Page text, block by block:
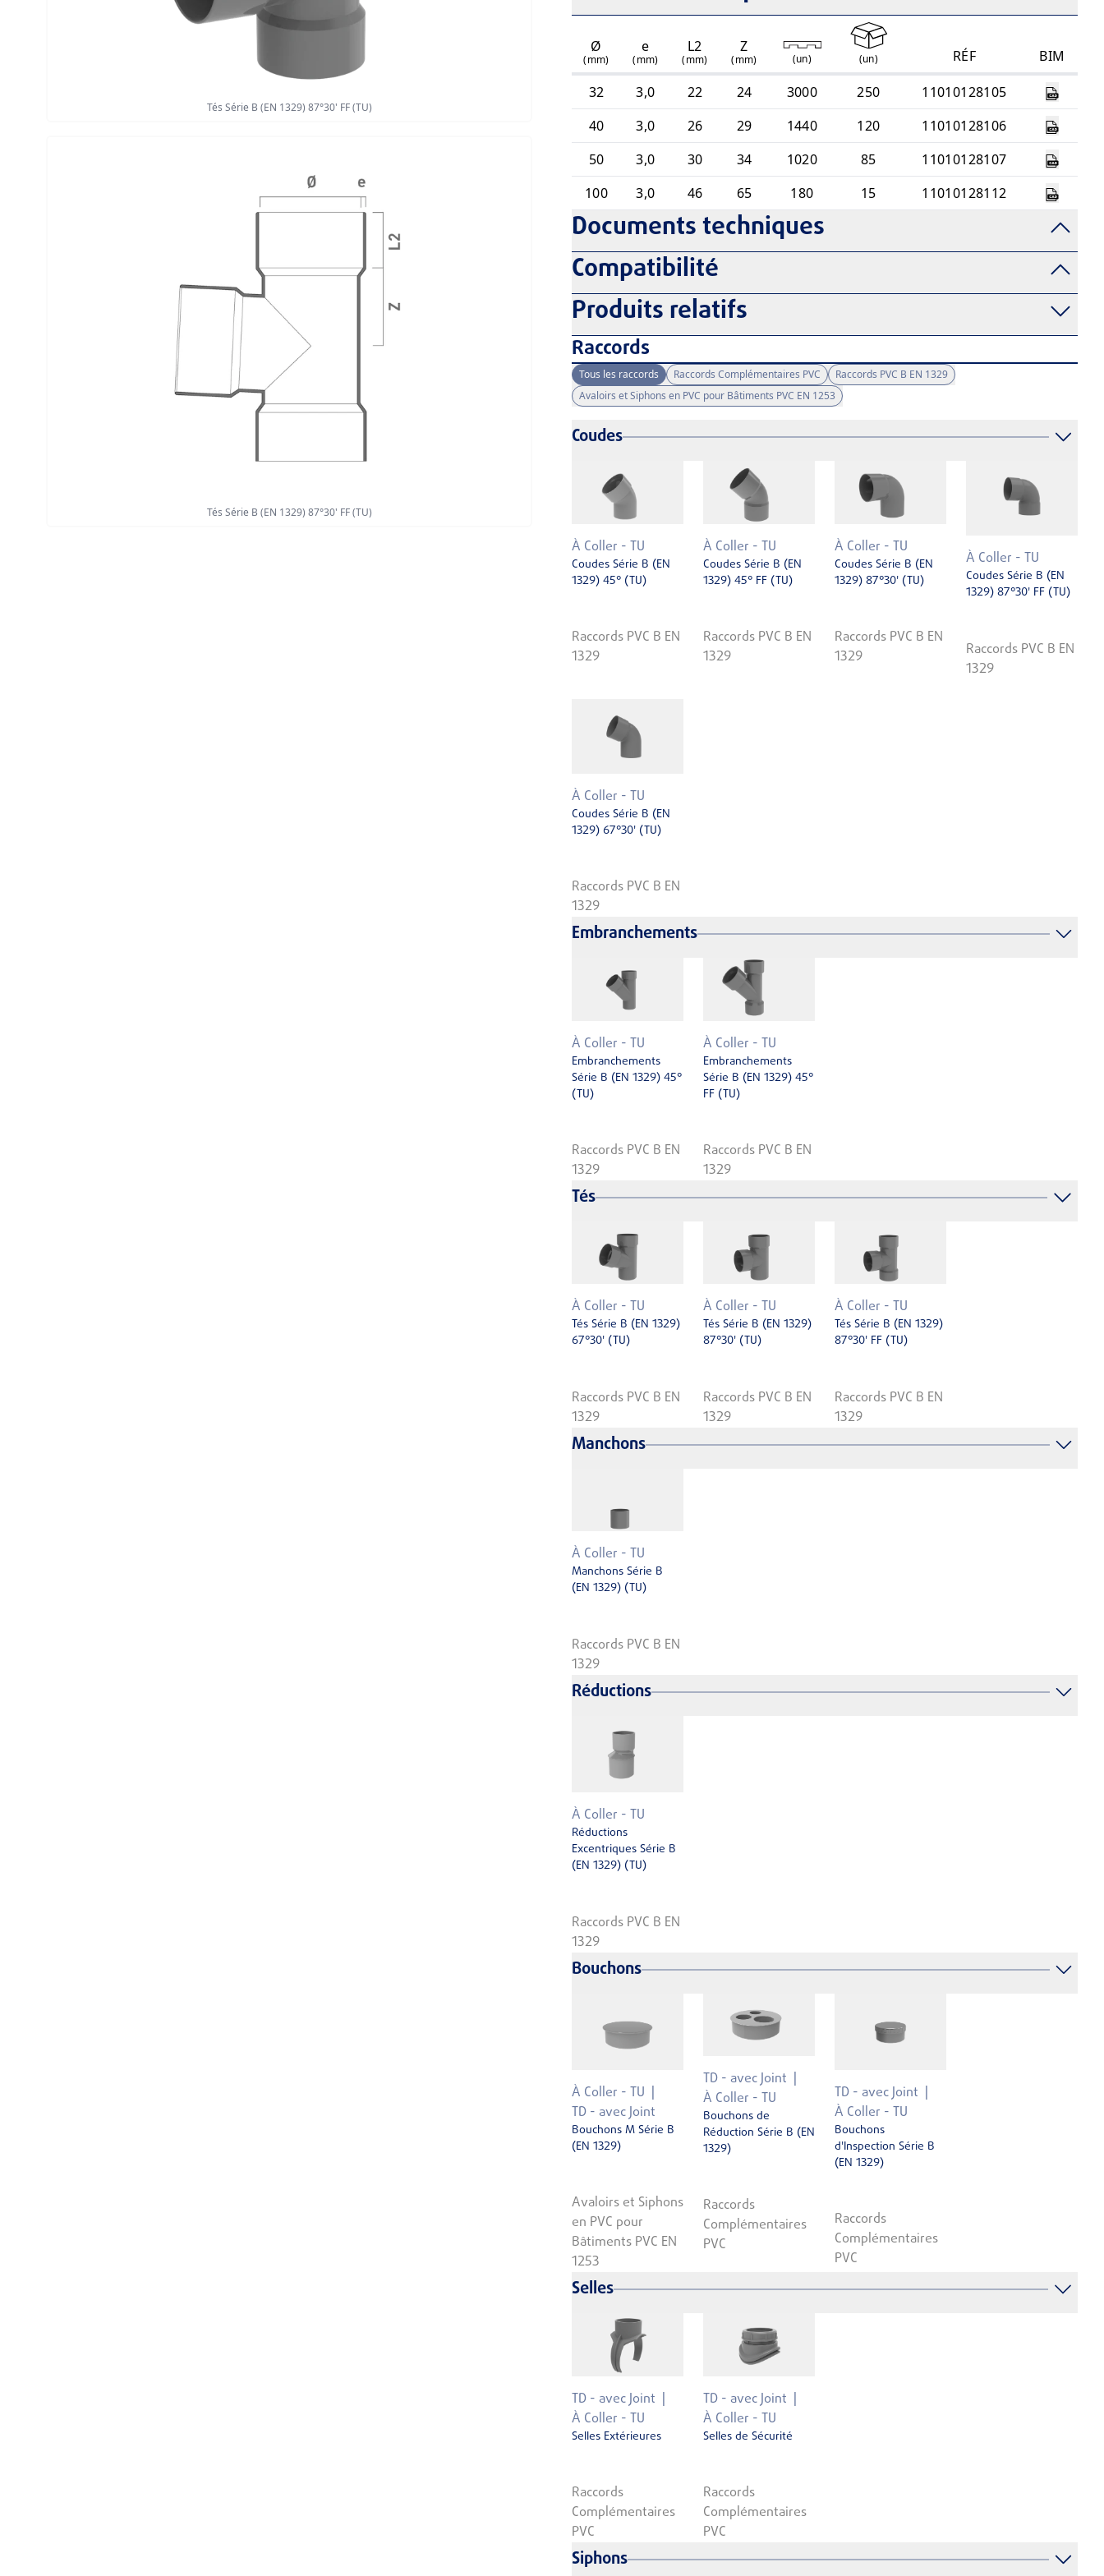
Tés Série B (EN 1329) 87°30' FF (TU)
Tés Série B (EN 1329) 87°30' FF (TU)
Ø
(mm)
e
(mm)
L2
(mm)
Z
(mm) (un) (un) RÉF
BIM
32
3,0 22 24 3000 250
11010128105
40
3,0 26 29 1440 120
11010128106
50
3,0 30 34 1020 85
11010128107
100
3,0 46 65 180 15 11010128112
Documents techniques
Compatibilité
Produits relatifs
Raccords
Tous les raccords Raccords Complémentaires PVC
Raccords PVC B EN 1329
Avaloirs et Siphons en PVC pour Bâtiments PVC EN 1253
Coudes
À Coller - TU
Coudes Série B (EN
1329) 45° (TU)
Raccords PVC B EN
1329
À Coller - TU
Coudes Série B (EN
1329) 45° FF (TU)
Raccords PVC B EN
1329
À Coller - TU
Coudes Série B (EN
1329) 87°30' (TU)
Raccords PVC B EN
1329
À Coller - TU
Coudes Série B (EN
1329) 87°30' FF (TU)
Raccords PVC B EN
1329
À Coller - TU
Coudes Série B (EN
1329) 67°30' (TU)
Raccords PVC B EN
1329
Embranchements
À Coller - TU
Embranchements
Série B (EN 1329) 45°
(TU)
Raccords PVC B EN
1329
À Coller - TU
Embranchements
Série B (EN 1329) 45°
FF (TU)
Raccords PVC B EN
1329
Tés
À Coller - TU
Tés Série B (EN 1329)
67°30' (TU)
Raccords PVC B EN
1329
À Coller - TU
Tés Série B (EN 1329)
87°30' (TU)
Raccords PVC B EN
1329
À Coller - TU
Tés Série B (EN 1329)
87°30' FF (TU)
Raccords PVC B EN
1329
Manchons
À Coller - TU
Manchons Série B
(EN 1329) (TU)
Raccords PVC B EN
1329
Réductions
À Coller - TU
Réductions
Excentriques Série B
(EN 1329) (TU)
Raccords PVC B EN
1329
Bouchons
À Coller - TU
TD - avec Joint
Bouchons M Série B
(EN 1329)
Avaloirs et Siphons
en PVC pour
Bâtiments PVC EN
1253
TD - avec Joint
À Coller - TU
Bouchons de
Réduction Série B (EN
1329)
Raccords
Complémentaires
PVC
TD - avec Joint
À Coller - TU
Bouchons
d'Inspection Série B
(EN 1329)
Raccords
Complémentaires
PVC
Selles
TD - avec Joint
À Coller - TU
Selles Extérieures
Raccords
Complémentaires
PVC
TD - avec Joint
À Coller - TU
Selles de Sécurité
Raccords
Complémentaires
PVC
Siphons